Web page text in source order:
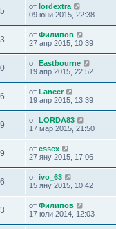
от lordextra
09 юни 2015, 22:38
от Филипов
27 апр 2015, 10:39
от Eastbourne
19 апр 2015, 22:52
от Lancer
19 апр 2015, 13:39
от LORDA83
17 мар 2015, 21:50
от essex
27 яну 2015, 17:06
от ivo_63
15 яну 2015, 10:42
от Филипов
17 юли 2014, 12:03